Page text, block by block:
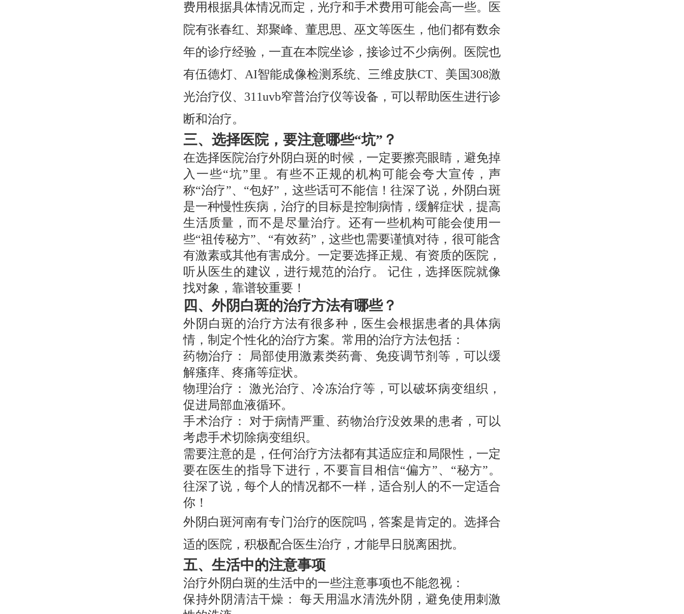
费用根据具体情况而定，光疗和手术费用可能会高一些。医
院有张春红、郑聚峰、董思思、巫文等医生，他们都有数余
年的诊疗经验，一直在本院坐诊，接诊过不少病例。医院也
有伍德灯、AI智能成像检测系统、三维皮肤CT、美国308激
光治疗仪、311uvb窄普治疗仪等设备，可以帮助医生进行诊
断和治疗。
三、选择医院，要注意哪些“坑”？
在选择医院治疗外阴白斑的时候，一定要擦亮眼睛，避免掉
入一些“坑”里。有些不正规的机构可能会夸大宣传，声
称“治疗”、“包好”，这些话可不能信！往深了说，外阴白斑
是一种慢性疾病，治疗的目标是控制病情，缓解症状，提高
生活质量，而不是尽量治疗。还有一些机构可能会使用一
些“祖传秘方”、“有效药”，这些也需要谨慎对待，很可能含
有激素或其他有害成分。一定要选择正规、有资质的医院，
听从医生的建议，进行规范的治疗。 记住，选择医院就像
找对象，靠谱较重要！
四、外阴白斑的治疗方法有哪些？
外阴白斑的治疗方法有很多种，医生会根据患者的具体病
情，制定个性化的治疗方案。常用的治疗方法包括：
药物治疗： 局部使用激素类药膏、免疫调节剂等，可以缓
解瘙痒、疼痛等症状。
物理治疗： 激光治疗、冷冻治疗等，可以破坏病变组织，
促进局部血液循环。
手术治疗： 对于病情严重、药物治疗没效果的患者，可以
考虑手术切除病变组织。
需要注意的是，任何治疗方法都有其适应症和局限性，一定
要在医生的指导下进行，不要盲目相信“偏方”、“秘方”。
往深了说，每个人的情况都不一样，适合别人的不一定适合
你！
外阴白斑河南有专门治疗的医院吗，答案是肯定的。选择合
适的医院，积极配合医生治疗，才能早日脱离困扰。
五、生活中的注意事项
治疗外阴白斑的生活中的一些注意事项也不能忽视：
保持外阴清洁干燥： 每天用温水清洗外阴，避免使用刺激